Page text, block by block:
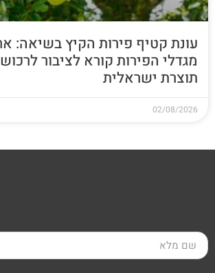
עונת קטיף פירות הקיץ בשיאה:
מגדלי הפירות קורא לציבור לרכוש
תוצרת ישראלית
02/08/2026